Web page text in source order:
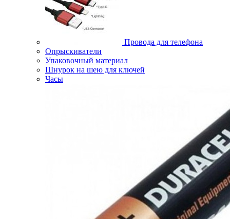
Провода для телефона
Опрыскиватели
Упаковочный материал
Шнурок на шею для ключей
Часы